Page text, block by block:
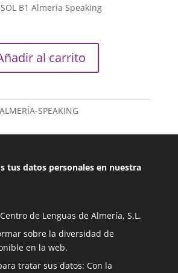
B1 Almería Speaking
al carrito
SPEAKING
tus datos personales en nuestra
de Lenguas de Almería, S.L.
sobre la diversidad de
en la web.
tratar sus datos: Con la